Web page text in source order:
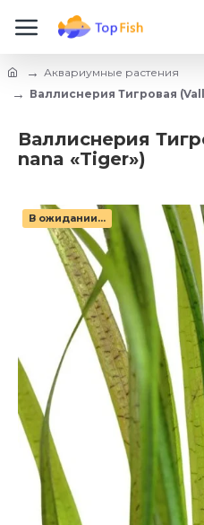
Аквариумные растения
Валлиснерия Тигровая
Валлиснерия
nana «Tiger»)
В ожидании...